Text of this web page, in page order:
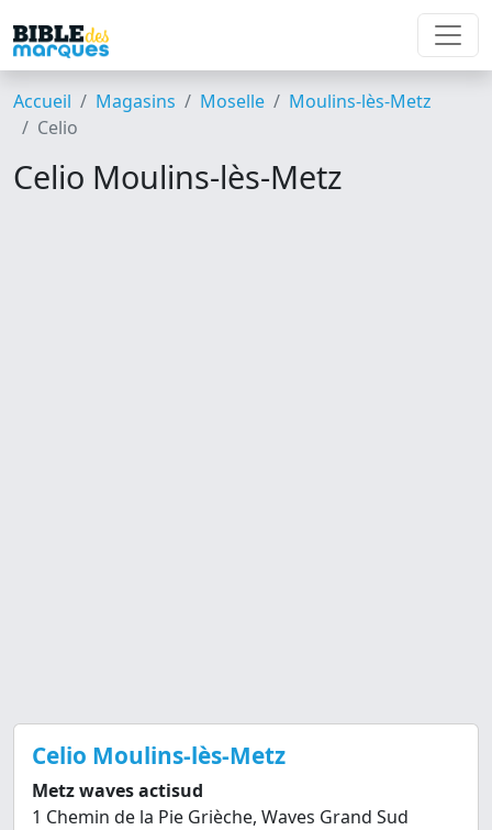
Accueil Magasins Moselle
Moulins-lès-Metz
Celio
Celio Moulins-lès-Metz
Celio Moulins-lès-Metz
Metz waves actisud
1 Chemin de la Pie Grièche, Waves Grand Sud